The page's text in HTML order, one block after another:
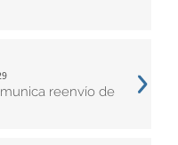
reenvío de